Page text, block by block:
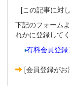
[この記事に対
下記のフォーム
れかに登録してく
有料会員登録
[会員登録がお